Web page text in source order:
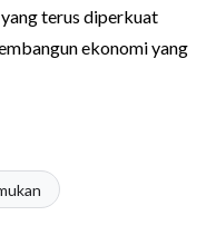
terus diperkuat
ekonomi yang